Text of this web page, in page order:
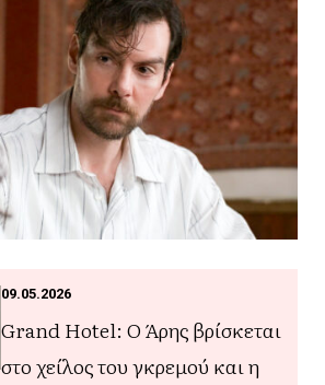
09.05.2026
Grand Hotel: Ο Άρης βρίσκεται
στο χείλος του γκρεμού και η